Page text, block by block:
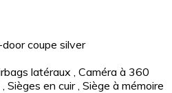
coupe silver
latéraux Caméra à 360
Sièges en cuir Siège à mémoire